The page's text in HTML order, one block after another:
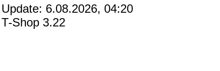
Update: 6.08.2026, 04:20
T-Shop 3.22